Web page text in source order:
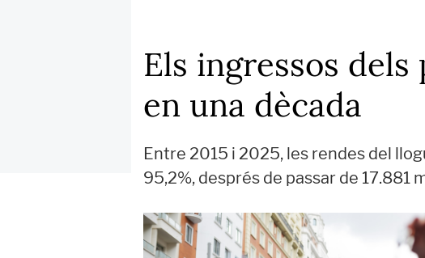
Els ingressos
en una dècada
Entre 2015 i 2025, les rendes del
95,2%, després de passar de 17.881